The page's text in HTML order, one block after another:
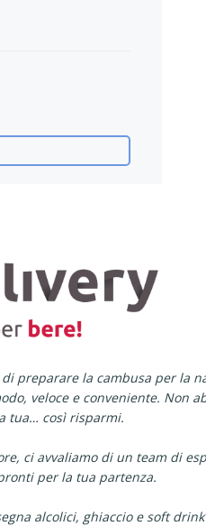
preparare la cambusa per la
veloce e conveniente.
tua… così risparmi.
ci avvaliamo di un team di
per la tua partenza.
alcolici, ghiaccio e soft